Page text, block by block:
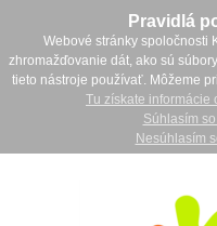
Pravidlá
Webové stránky spoločnosti
zhromažďovanie dát, ako sú
tieto nástroje používať. Môžeme
Tu získate informácie
Súhlasím
Nesúhlasím